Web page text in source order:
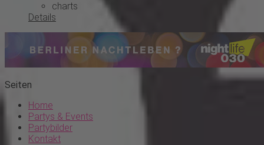
charts
Details
Seiten
Home
Partys & Events
Partybilder
Kontakt